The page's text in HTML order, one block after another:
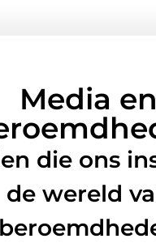
Media en
die ons
de wereld